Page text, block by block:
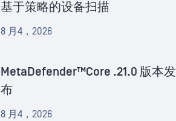
基于策略的设备扫描
8 月4，2026
MetaDefender™Core .21.0 版本发
布
8 月4，2026